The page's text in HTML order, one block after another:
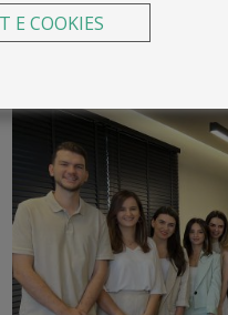
shërbimeve.
E COOKIES